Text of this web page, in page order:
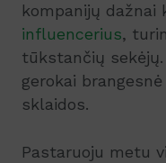
kompanijų dažnai
influencerius,
tūkstančių
gerokai
sklaidos.
Pastaruoju metu